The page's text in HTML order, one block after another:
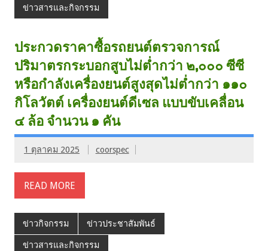
ข่าวสารและกิจกรรม
ประกวดราคาซื้อรถยนต์ตรวจการณ์
ปริมาตรกระบอกสูบไม่ต่ำกว่า ๒,๐๐๐ ซีซี
หรือกำลังเครื่องยนต์สูงสุดไม่ต่ำกว่า ๑๑๐
กิโลวัตต์ เครื่องยนต์ดีเซล แบบขับเคลื่อน
๔ ล้อ จำนวน ๑ คัน
1 ตุลาคม 2025 coorspec
READ MORE
ข่าวกิจกรรม ข่าวประชาสัมพันธ์
ข่าวสารและกิจกรรม